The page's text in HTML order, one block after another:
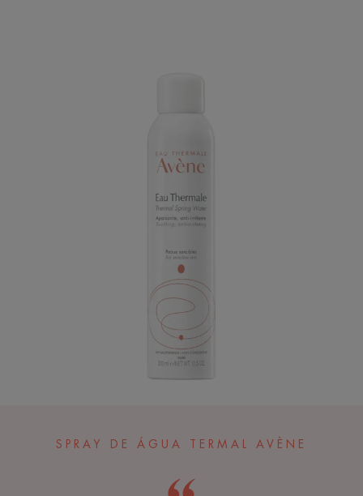
SPRAY DE ÁGUA TERMAL AVÈNE